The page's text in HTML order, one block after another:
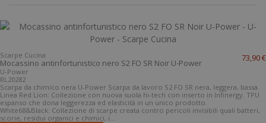
antibatterica da
ESD antistatica Sixton
Peak
Sixton
35
Portwest
34 35 36
Scarpe Cucina
Mocassino antinfortunistico nero S2 FO SR Noir U-Power
U-Power
RL20282
73,90 €
Scarpa da chimico nera U-Power Scarpa da lavoro S2 FO SR nera, leggera, bassa.
Linea Red Lion: Collezione con nuova suola hi-tech con inserto in Infinergy. TPU
espanso che dona leggerezza ed elasticità in un unico prodotto.
White68&Black: Collezione di scarpe creata contro pericoli invisibili quali batteri,
scorie, residui organici e chimici, i...